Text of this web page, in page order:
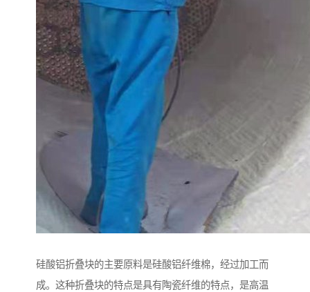
硅酸铝折叠块的主要原料是硅酸铝纤维棉，经过加工而
成。这种折叠块的特点是具有陶瓷纤维的特点，是高温